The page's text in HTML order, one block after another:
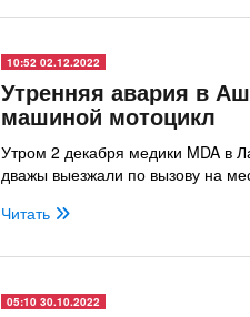
10:52 02.12.2022
Утренняя авария в
машиной мотоцикл
Утром 2 декабря медики MDA в
дважы выезжали по вызову на
Читать
05:10 30.10.2022